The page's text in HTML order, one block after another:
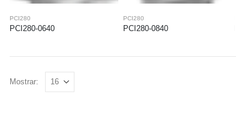
PCI280
PCI280-0640
PCI280
PCI280-0840
Mostrar: